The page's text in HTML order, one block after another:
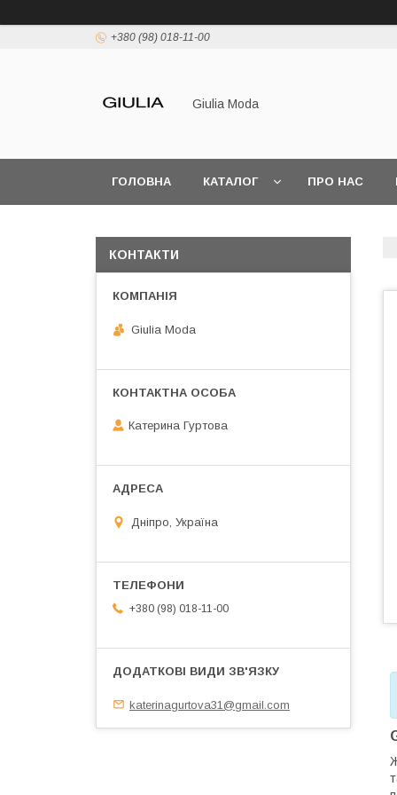
+380 (98) 018-11-00
Giulia Moda
ГОЛОВНА КАТАЛОГ ПРО НАС
КОНТАКТИ
Giulia Moda
Катерина Гуртова
Дніпро, Україна
+380 (98) 018-11-00
katerinagurtova31@gmail.com